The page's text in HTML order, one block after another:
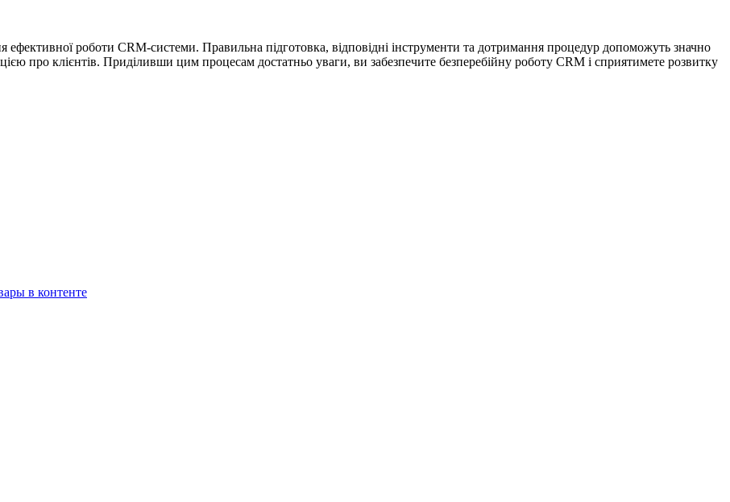
роботи CRM-системи. Правильна підготовка, відповідні інструменти та дотримання процедур допоможуть значно
про клієнтів. Приділивши цим процесам достатньо уваги, ви забезпечите безперебійну роботу CRM і сприятимете розвитку
в контенте